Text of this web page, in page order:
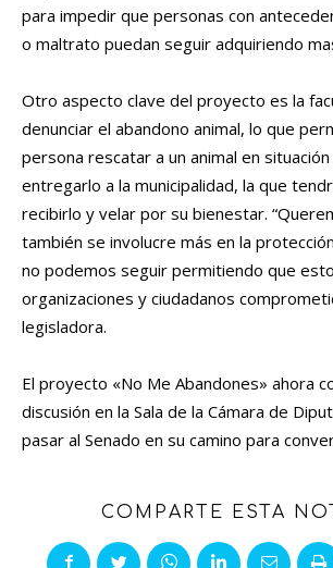
para impedir que personas con
o maltrato puedan seguir adquiriendo
Otro aspecto clave del proyecto es la
denunciar el abandono animal, lo que
persona rescatar a un animal en
entregarlo a la municipalidad, la que
recibirlo y velar por su bienestar.
también se involucre más en la
no podemos seguir permitiendo que
organizaciones y ciudadanos
legisladora.
El proyecto «No Me Abandones» ahora
discusión en la Sala de la Cámara de
pasar al Senado en su camino para
COMPARTE ESTA